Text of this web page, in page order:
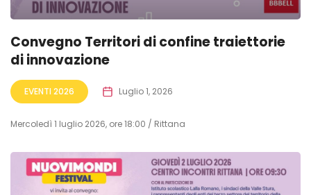
Convegno Territori di confine traiettorie
di innovazione
EVENTI 2026 Luglio 1, 2026
Mercoledì 1 luglio 2026, ore 18:00 / Rittana